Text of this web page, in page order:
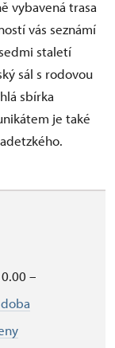
vybavená trasa
vás seznámí
staletí
sál s rodovou
sbírka
je také
–